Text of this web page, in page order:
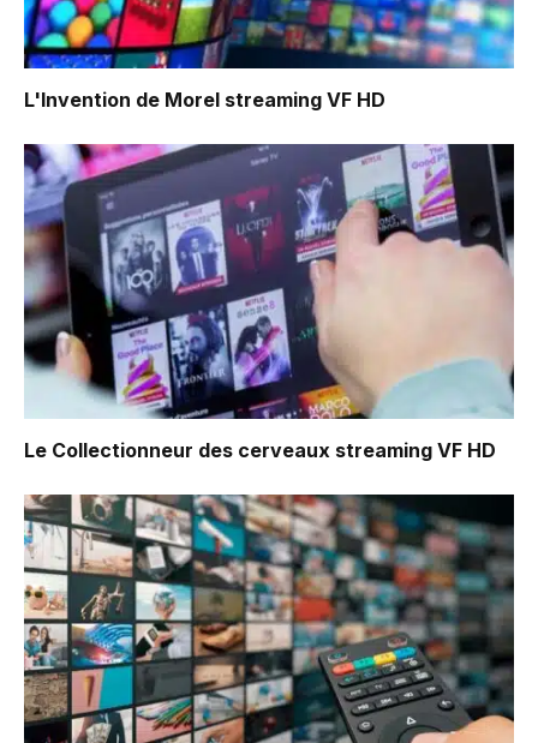
L'Invention de Morel streaming VF HD
Le Collectionneur des cerveaux streaming VF HD